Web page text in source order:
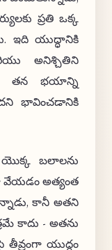
ప్రతి ఒక్క
ఇది యుద్ధానికి
అనిశ్చితిని
తన భయాన్ని
భావించడానికి
యొక్క బలాలను
వేయడం అత్యంత
కానీ అతని
కాదు - అతను
తీవ్రంగా యుద్ధం